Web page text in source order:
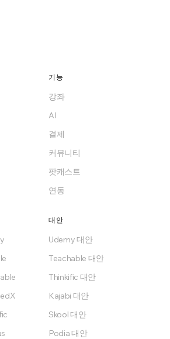
라우드 또는 Enterprise 셀프호스
는 교육 플랫폼을 구축하세요.
무료로 시작하기
Free 요금제에서 영구 무료
기능
강좌
AI
결제
커뮤니티
팟캐스트
연동
대안
Udemy 대안
Teachable 대안
Thinkific 대안
Kajabi 대안
Skool 대안
Podia 대안